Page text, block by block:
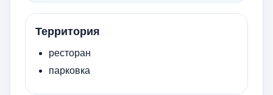
Территория
ресторан
парковка